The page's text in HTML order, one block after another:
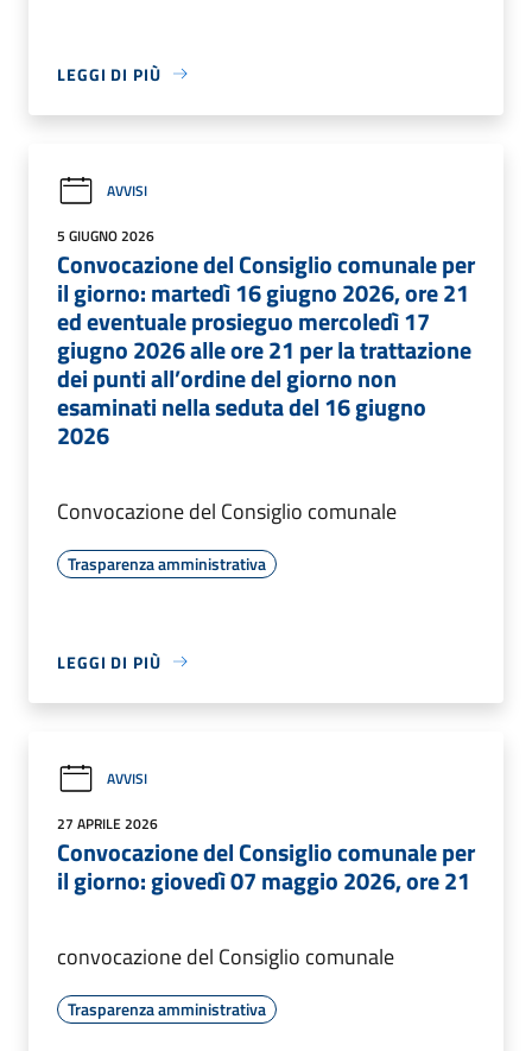
LEGGI DI PIÙ
AVVISI
5 GIUGNO 2026
Convocazione del Consiglio comunale per
il giorno: martedì 16 giugno 2026, ore 21
ed eventuale prosieguo mercoledì 17
giugno 2026 alle ore 21 per la trattazione
dei punti all’ordine del giorno non
esaminati nella seduta del 16 giugno
2026
Convocazione del Consiglio comunale
Trasparenza amministrativa
LEGGI DI PIÙ
AVVISI
27 APRILE 2026
Convocazione del Consiglio comunale per
il giorno: giovedì 07 maggio 2026, ore 21
convocazione del Consiglio comunale
Trasparenza amministrativa